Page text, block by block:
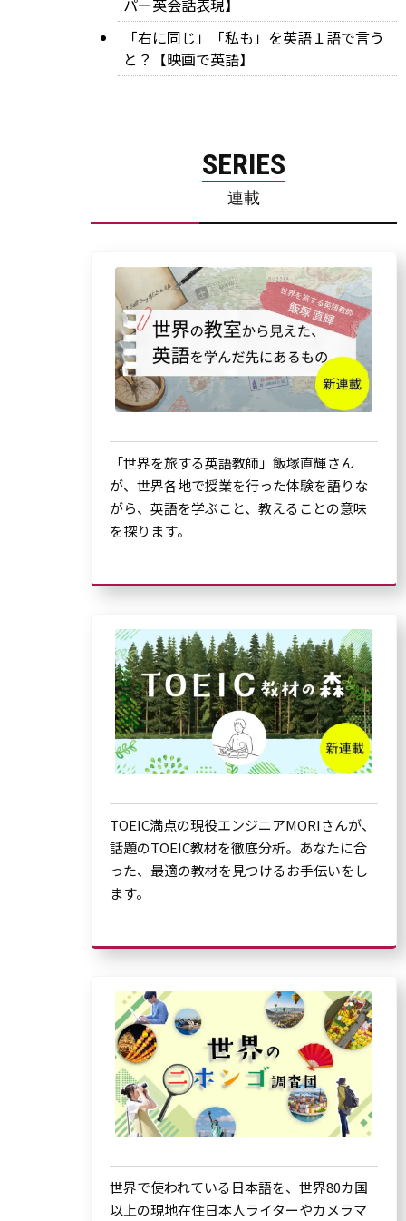
パー英会話表現】
「右に同じ」「私も」を英語１語で言う
と？【映画で英語】
SERIES
連載
「世界を旅する英語教師」飯塚直輝さん
が、世界各地で授業を行った体験を語りな
がら、英語を学ぶこと、教えることの意味
を探ります。
TOEIC満点の現役エンジニアMORIさんが、
話題のTOEIC教材を徹底分析。あなたに合
った、最適の教材を見つけるお手伝いをし
ます。
世界で使われている日本語を、世界80カ国
以上の現地在住日本人ライターやカメラマ